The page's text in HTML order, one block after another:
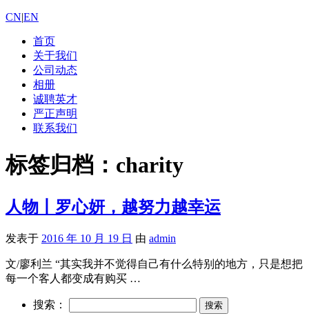
CN|EN
首页
关于我们
公司动态
相册
诚聘英才
严正声明
联系我们
标签归档： charity
人物丨罗心妍，越努力越幸运
发表于 2016 年 10 月 19 日 由 admin
文/廖利兰 “其实我并不觉得自己有什么特别的地方，只是想把
每一个客人都变成有购买 …
搜索：